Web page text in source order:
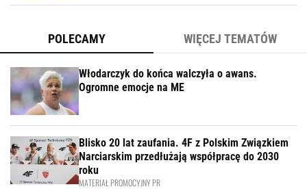
POLECAMY WIĘCEJ TEMATÓW
Włodarczyk do końca walczyła o awans.
Ogromne emocje na ME
Blisko 20 lat zaufania. 4F z Polskim Związkiem
Narciarskim przedłużają współpracę do 2030
roku
MATERIAŁ PROMOCYJNY PR